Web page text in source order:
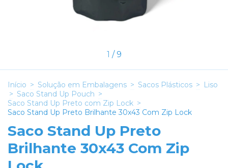
1 /9
Início > Solução em Embalagens > Sacos Plásticos > Liso
> Saco Stand Up Pouch >
Saco Stand Up Preto com Zip Lock >
Saco Stand Up Preto Brilhante 30x43 Com Zip Lock
Saco Stand Up Preto
Brilhante 30x43 Com Zip